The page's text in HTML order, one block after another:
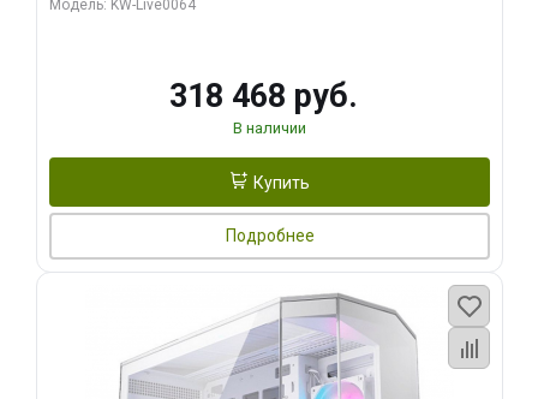
Модель: KW-Live0064
318 468 руб.
В наличии
Купить
Подробнее